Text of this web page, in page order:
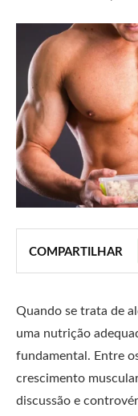
COMPARTILHAR
Quando se trata de
uma nutrição
fundamental. Entre
crescimento
discussão e